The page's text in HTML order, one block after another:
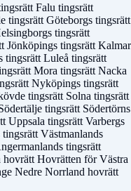
Falu tingsrätt
tingsrätt Göteborgs tingsrätt
tingsrätt
Jönköpings tingsrätt Kalmar
tingsrätt Luleå tingsrätt
Mora tingsrätt Nacka
Nyköpings tingsrätt
tingsrätt Solna tingsrätt
tingsrätt Södertörns
Uppsala tingsrätt Varbergs
Västmanlands
tingsrätt
hovrätt Hovrätten för Västra
Nedre Norrland hovrätt